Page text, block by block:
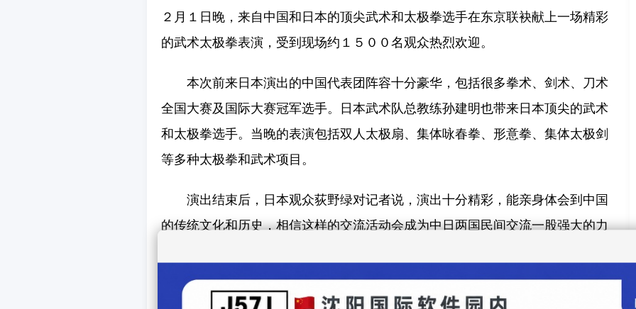
２月１日晚，来自中国和日本的顶尖武术和太极拳选手在东京联袂献上一场精彩
的武术太极拳表演，受到现场约１５００名观众热烈欢迎。
本次前来日本演出的中国代表团阵容十分豪华，包括很多拳术、剑术、刀术
全国大赛及国际大赛冠军选手。日本武术队总教练孙建明也带来日本顶尖的武术
和太极拳选手。当晚的表演包括双人太极扇、集体咏春拳、形意拳、集体太极剑
等多种太极拳和武术项目。
演出结束后，日本观众荻野绿对记者说，演出十分精彩，能亲身体会到中国
的传统文化和历史，相信这样的交流活动会成为中日两国民间交流一股强大的力
中国代表团团长、中国著名武术家吴彬说，这次表演不仅是一场高水平的武